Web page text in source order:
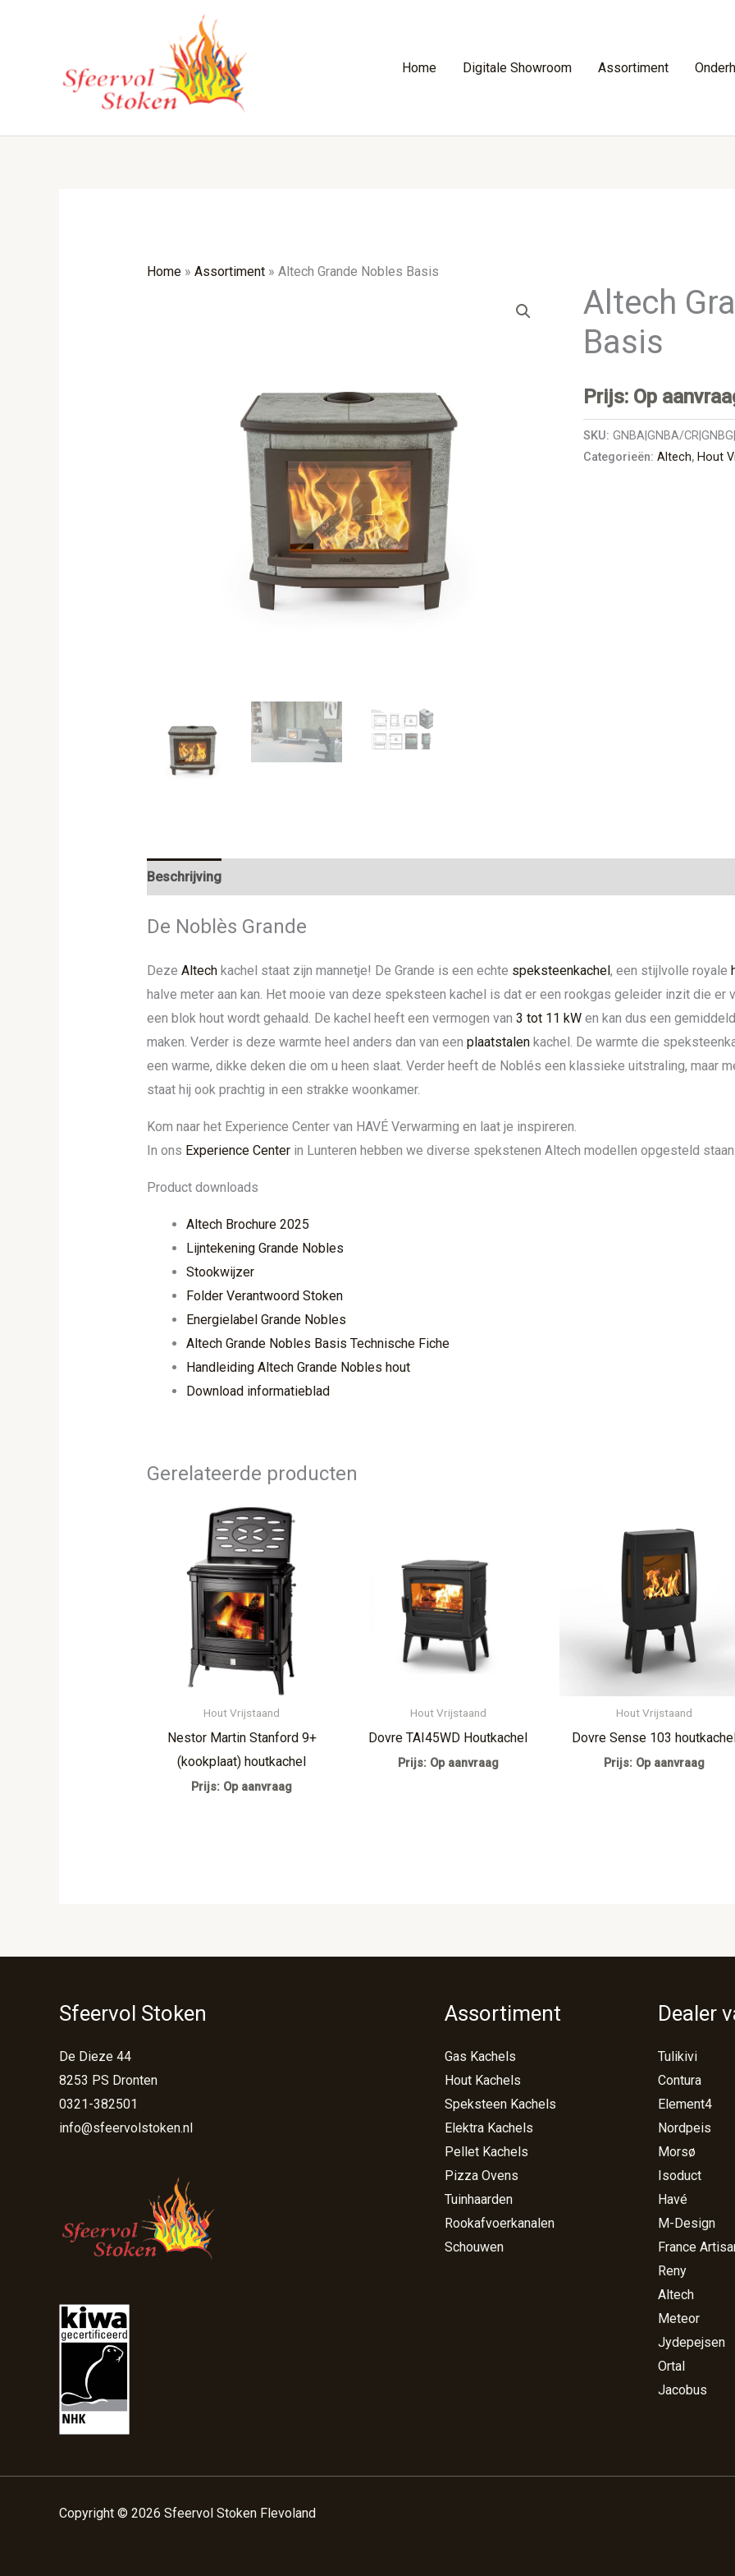
Home Digitale Showroom Assortiment
Home» Assortiment» Altech Grande Nobles Basis
Altech
Basis
Prijs: Op
SKU:GNBA|GNBA/
Categorieën:Altech, Hout
Beschrijving
De Noblès Grande
Deze Altechkachel staat zijn mannetje! De Grande is een echte speksteenkachel , een stijlvolle royale
halve meter aan kan. Het mooie van deze speksteen kachel is dat er een rookgas geleider inzit die er
een blok hout wordt gehaald. De kachel heeft een vermogen van 3 tot 11 kWen kan dus een
maken. Verder is deze warmte heel anders dan van een plaatstalenkachel. De warmte die
een warme, dikke deken die om u heen slaat. Verder heeft de Noblés een klassieke uitstraling, maar
staat hij ook prachtig in een strakke woonkamer.
Kom naar het Experience Center van HAVÉ Verwarming en laat je inspireren.
In ons Experience Centerin Lunteren hebben we diverse spekstenen Altech modellen opgesteld
Product downloads
Altech Brochure 2025
Lijntekening Grande Nobles
Stookwijzer
Folder Verantwoord Stoken
Energielabel Grande Nobles
Altech Grande Nobles Basis Technische Fiche
Handleiding Altech Grande Nobles hout
Download informatieblad
Gerelateerde producten
Hout Vrijstaand
Nestor Martin Stanford 9+
(kookplaat) houtkachel
Prijs: Op aanvraag
Hout Vrijstaand
Dovre TAI45WD Houtkachel
Prijs: Op aanvraag
Hout Vrijstaand
Dovre Sense 103
Prijs: Op aanvraag
Sfeervol Stoken
De Dieze 44
8253 PS Dronten
0321-382501
info@sfeervolstoken.nl
Assortiment
Gas Kachels
Hout Kachels
Speksteen Kachels
Elektra Kachels
Pellet Kachels
Pizza Ovens
Tuinhaarden
Rookafvoerkanalen
Schouwen
Dealer
Tulikivi
Contura
Element4
Nordpeis
Morsø
Isoduct
Havé
M-Design
France
Reny
Altech
Meteor
Jydepejsen
Ortal
Jacobus
Copyright © 2026 Sfeervol Stoken Flevoland